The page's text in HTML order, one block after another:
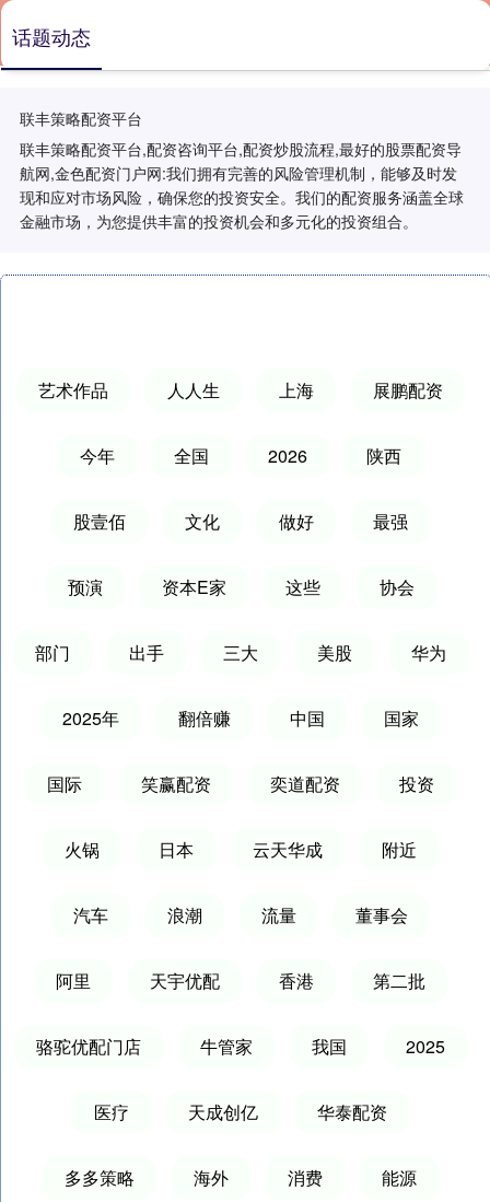
联丰策略配资平台
联丰策略配资平台,配资咨询平台,配资炒股流程,最好的股票配资导
航网,金色配资门户网:我们拥有完善的风险管理机制，能够及时发
现和应对市场风险，确保您的投资安全。我们的配资服务涵盖全球
金融市场，为您提供丰富的投资机会和多元化的投资组合。
话题动态
艺术作品 人人生 上海 展鹏配资
今年 全国 2026 陕西
股壹佰 文化 做好 最强
预演 资本E家 这些 协会
部门 出手 三大 美股 华为
2025年 翻倍赚 中国 国家
国际 笑赢配资 奕道配资 投资
火锅 日本 云天华成 附近
汽车 浪潮 流量 董事会
阿里 天宇优配 香港 第二批
骆驼优配门店 牛管家 我国 2025
医疗 天成创亿 华泰配资
多多策略 海外 消费 能源